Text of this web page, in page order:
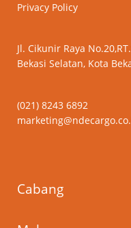
Privacy Policy
Jl. Cikunir Raya
Bekasi Selatan, Kota
(021) 8243 6892
Cabang